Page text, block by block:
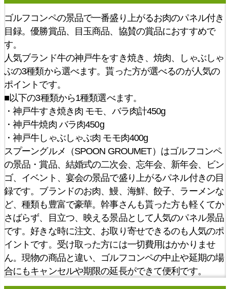
ゴルフコンペの景品で一番盛り上がるお肉のパネル付き
目録。優勝賞品、目玉商品、協賛の賞品におすすめで
す。
人気ブランド牛の神戸牛をすき焼き、焼肉、しゃぶしゃ
ぶの3種類から選べます。貰った方が選べるのが人気の
ポイントです。
■以下の3種類から1種類選べます。
・神戸牛すき焼き肉 モモ、バラ肉計450g
・神戸牛焼肉 バラ肉450g
・神戸牛しゃぶしゃぶ肉 モモ肉400g
スプーングルメ（SPOON GROUMET）はゴルフコンペ
の景品・賞品、結婚式の二次会、忘年会、新年会、ビン
ゴ、イベント、宴会の景品で盛り上がるパネル付きの目
録です。ブランドのお肉、鰻、海鮮、餃子、ラーメンな
ど、種類も豊富で豪華。幹事さんも貰った方も軽くてか
さばらず、目立つ、映える景品として人気のパネル景品
です。好きな時に注文、お取り寄せできるのも人気のポ
イントです。受け取った方には一切費用はかかりませ
ん。現物の商品と違い、ゴルフコンペの中止や延期の場
合にもキャンセルや期限の延長ができて便利です。